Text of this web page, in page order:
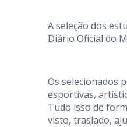
A seleção dos
Diário Oficial do
Os selecionados
esportivas,
Tudo isso de
visto, traslado,